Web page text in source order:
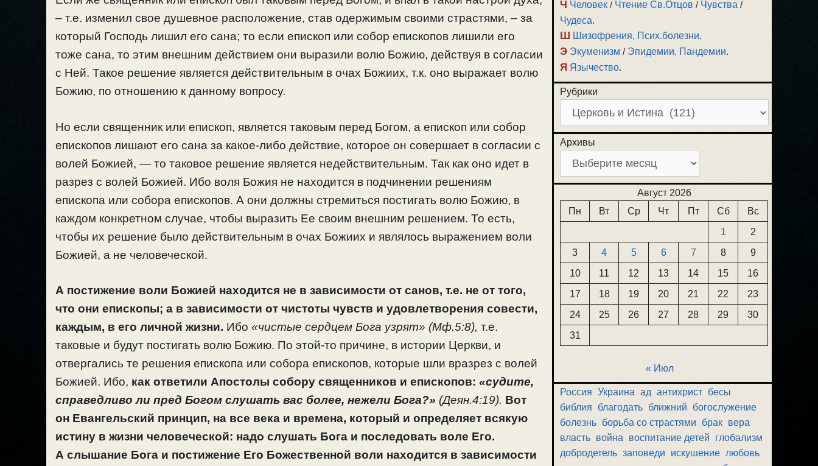
– т.е. изменил свое душевное расположение, став одержимым своими страстями, – за
который Господь лишил его сана; то если епископ или собор епископов лишили его
тоже сана, то этим внешним действием они выразили волю Божию, действуя в согласии
с Ней. Такое решение является действительным в очах Божиих, т.к. оно выражает волю
Божию, по отношению к данному вопросу.
Но если священник или епископ, является таковым перед Богом, а епископ или собор
епископов лишают его сана за какое-либо действие, которое он совершает в согласии с
волей Божией, — то таковое решение является недействительным. Так как оно идет в
разрез с волей Божией. Ибо воля Божия не находится в подчинении решениям
епископа или собора епископов. А они должны стремиться постигать волю Божию, в
каждом конкретном случае, чтобы выразить Ее своим внешним решением. То есть,
чтобы их решение было действительным в очах Божиих и являлось выражением воли
Божией, а не человеческой.
А постижение воли Божией находится не в зависимости от санов, т.е. не от того,
что они епископы; а в зависимости от чистоты чувств и удовлетворения совести,
каждым, в его личной жизни. Ибо «чистые сердцем Бога узрят» (Мф.5:8), т.е.
таковые и будут постигать волю Божию. По этой-то причине, в истории Церкви, и
отвергались те решения епископа или собора епископов, которые шли вразрез с волей
Божией. Ибо, как ответили Апостолы собору священников и епископов: «судите,
справедливо ли пред Богом слушать вас более, нежели Бога?» (Деян.4:19). Вот
он Евангельский принцип, на все века и времена, который и определяет всякую
истину в жизни человеческой: надо слушать Бога и последовать воле Его.
А слышание Бога и постижение Его Божественной воли находится в зависимости
Ч Человек / Чтение Св.Отцов / Чувства /
Чудеса.
Ш Шизофрения, Псих.болезни.
Э Экуменизм / Эпидемии, Пандемии.
Я Язычество.
Рубрики
Архивы
Август 2026
Пн
Вт Ср Чт Пт Сб
Вс
1
2
3
4 5 6 7 8
9
10
11 12 13 14 15
16
17
18 19 20 21 22
23
24
25 26 27 28 29
30
31
« Июл
Россия Украина ад антихрист бесы
библия
благодать ближний
богослужение
болезнь борьба со страстями брак вера
власть война воспитание детей
глобализм
добродетель заповеди искушение любовь